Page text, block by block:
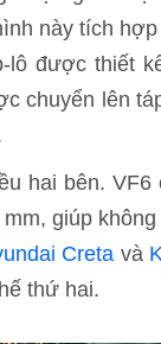
này tích
được thiết
chuyển lên
hai bên.
giúp
Creta và
thứ hai.